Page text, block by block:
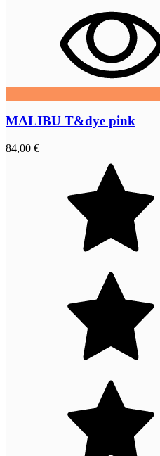
MALIBU T&dye pink
84,00 €